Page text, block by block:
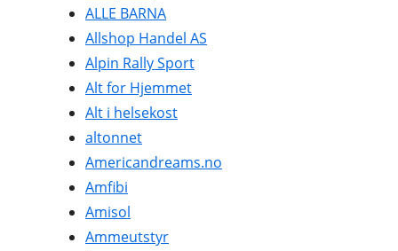
ALLE BARNA
Allshop Handel AS
Alpin Rally Sport
Alt for Hjemmet
Alt i helsekost
altonnet
Americandreams.no
Amfibi
Amisol
Ammeutstyr